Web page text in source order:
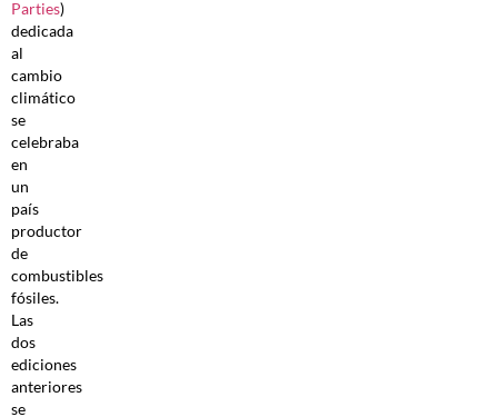
Parties)
dedicada
al
cambio
climático
se
celebraba
en
un
país
productor
de
combustibles
fósiles.
Las
dos
ediciones
anteriores
se